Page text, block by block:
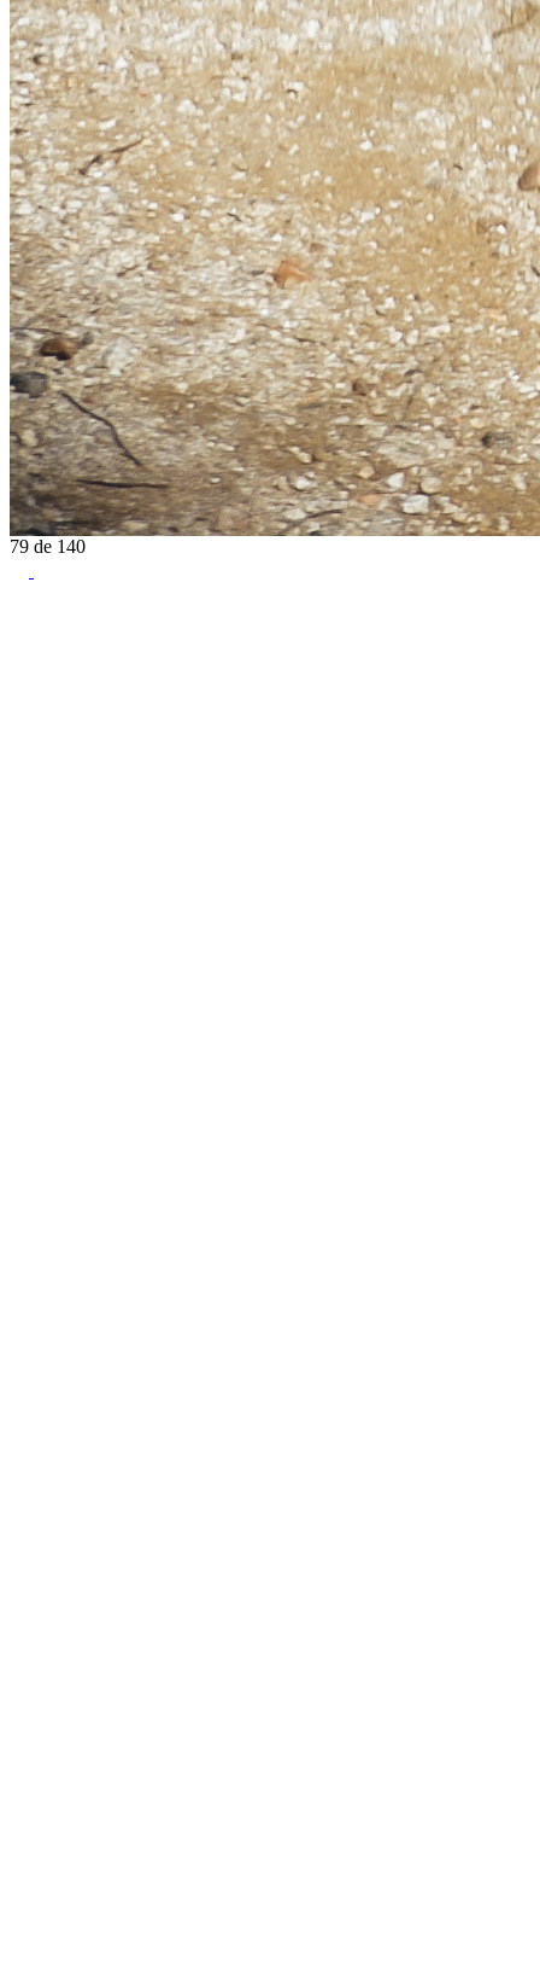
79 de 140